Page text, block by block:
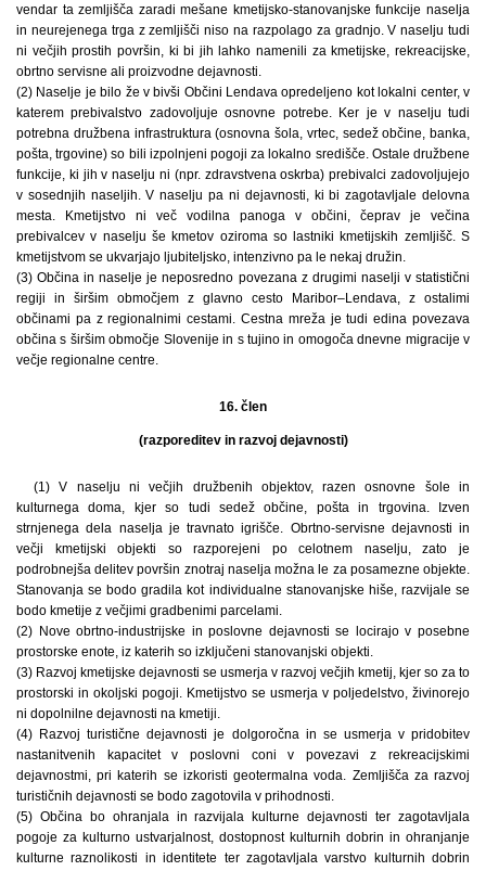
vendar ta zemljišča zaradi mešane kmetijsko-stanovanjske funkcije naselja
in neurejenega trga z zemljišči niso na razpolago za gradnjo. V naselju tudi
ni večjih prostih površin, ki bi jih lahko namenili za kmetijske, rekreacijske,
obrtno servisne ali proizvodne dejavnosti.
(2) Naselje je bilo že v bivši Občini Lendava opredeljeno kot lokalni center, v
katerem prebivalstvo zadovoljuje osnovne potrebe. Ker je v naselju tudi
potrebna družbena infrastruktura (osnovna šola, vrtec, sedež občine, banka,
pošta, trgovine) so bili izpolnjeni pogoji za lokalno središče. Ostale družbene
funkcije, ki jih v naselju ni (npr. zdravstvena oskrba) prebivalci zadovoljujejo
v sosednjih naseljih. V naselju pa ni dejavnosti, ki bi zagotavljale delovna
mesta. Kmetijstvo ni več vodilna panoga v občini, čeprav je večina
prebivalcev v naselju še kmetov oziroma so lastniki kmetijskih zemljišč. S
kmetijstvom se ukvarjajo ljubiteljsko, intenzivno pa le nekaj družin.
(3) Občina in naselje je neposredno povezana z drugimi naselji v statistični
regiji in širšim območjem z glavno cesto Maribor–Lendava, z ostalimi
občinami pa z regionalnimi cestami. Cestna mreža je tudi edina povezava
občina s širšim območje Slovenije in s tujino in omogoča dnevne migracije v
večje regionalne centre.
16. člen
(razporeditev in razvoj dejavnosti)
(1) V naselju ni večjih družbenih objektov, razen osnovne šole in
kulturnega doma, kjer so tudi sedež občine, pošta in trgovina. Izven
strnjenega dela naselja je travnato igrišče. Obrtno-servisne dejavnosti in
večji kmetijski objekti so razporejeni po celotnem naselju, zato je
podrobnejša delitev površin znotraj naselja možna le za posamezne objekte.
Stanovanja se bodo gradila kot individualne stanovanjske hiše, razvijale se
bodo kmetije z večjimi gradbenimi parcelami.
(2) Nove obrtno-industrijske in poslovne dejavnosti se locirajo v posebne
prostorske enote, iz katerih so izključeni stanovanjski objekti.
(3) Razvoj kmetijske dejavnosti se usmerja v razvoj večjih kmetij, kjer so za to
prostorski in okoljski pogoji. Kmetijstvo se usmerja v poljedelstvo, živinorejo
ni dopolnilne dejavnosti na kmetiji.
(4) Razvoj turistične dejavnosti je dolgoročna in se usmerja v pridobitev
nastanitvenih kapacitet v poslovni coni v povezavi z rekreacijskimi
dejavnostmi, pri katerih se izkoristi geotermalna voda. Zemljišča za razvoj
turističnih dejavnosti se bodo zagotovila v prihodnosti.
(5) Občina bo ohranjala in razvijala kulturne dejavnosti ter zagotavljala
pogoje za kulturno ustvarjalnost, dostopnost kulturnih dobrin in ohranjanje
kulturne raznolikosti in identitete ter zagotavljala varstvo kulturnih dobrin